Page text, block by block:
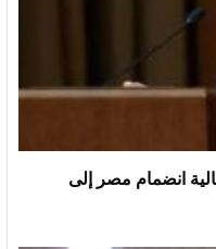
انضمام مصر إلى